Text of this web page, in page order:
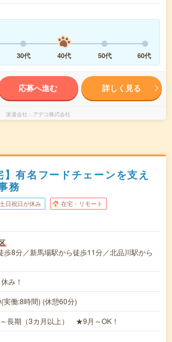
30代 40代 50代 60代
応募へ進む 詳しく見る
派遣会社 アデコ株式会社
】有名フードチェーンを支え
務
土日祝日が休み 在宅・リモート
歩8分／新馬場駅から徒歩11分／北品川駅から
み！
実働:8時間) (休憩60分)
長期（3カ月以上） ★9月～OK！